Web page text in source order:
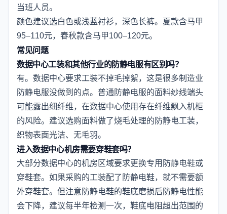
当班人员。
颜色建议选白色或浅蓝衬衫，深色长裤。夏款含马甲
95–110元，春秋款含马甲100–120元。
常见问题
数据中心工装和其他行业的防静电服有区别吗？
有。数据中心要求工装不掉毛掉絮，这是很多制造业
防静电服没做到的点。普通防静电服的面料纱线端头
可能露出细纤维，在数据中心使用存在纤维飘入机柜
的风险。建议选购面料做了烧毛处理的防静电工装，
织物表面光洁、无毛羽。
进入数据中心机房需要穿鞋套吗？
大部分数据中心的机房区域要求更换专用防静电鞋或
穿鞋套。如果采购的工装配了防静电鞋，就不需要额
外穿鞋套。但注意防静电鞋的鞋底磨损后防静电性能
会下降，建议每半年检测一次，鞋底电阻超出范围的